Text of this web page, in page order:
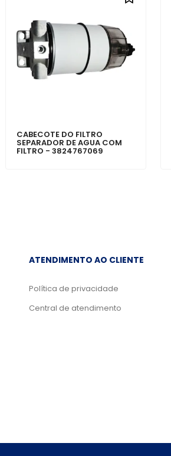
CABECOTE DO FILTRO
SEPARADOR DE AGUA COM
FILTRO - 3824767069
ATENDIMENTO AO CLIENTE
Política de privacidade
Central de atendimento